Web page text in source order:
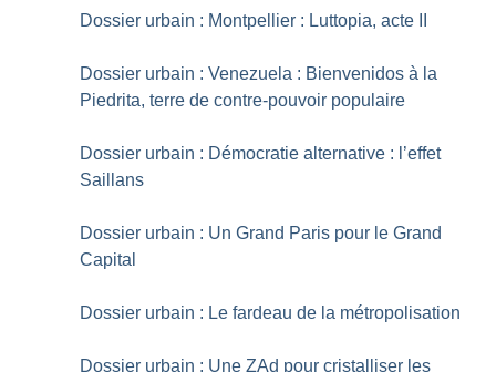
Dossier urbain : Montpellier : Luttopia, acte II
Dossier urbain : Venezuela : Bienvenidos à la
Piedrita, terre de contre-pouvoir populaire
Dossier urbain : Démocratie alternative : l’effet
Saillans
Dossier urbain : Un Grand Paris pour le Grand
Capital
Dossier urbain : Le fardeau de la métropolisation
Dossier urbain : Une ZAd pour cristalliser les